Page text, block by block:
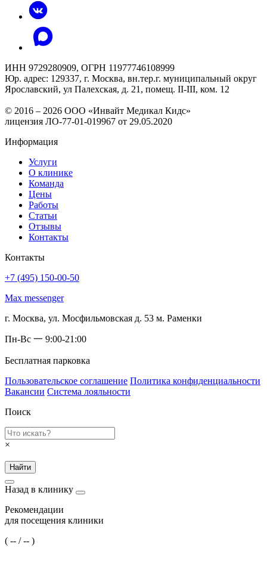
ИНН 9729280909, ОГРН 11977746108999
Юр. адрес: 129337, г. Москва, вн.тер.г. муниципальный округ
Ярославский, ул Палехская, д. 21, помещ. II-III, ком. 12
© 2016 – 2026 ООО «Инвайт Медикал Кидс»
лицензия ЛО-77-01-019967 от 29.05.2020
Информация
Услуги
О клинике
Команда
Цены
Работы
Статьи
Отзывы
Контакты
Контакты
+7 (495) 150-00-50
Max messenger
г. Москва, ул. Мосфильмовская д. 53 м. Раменки
Пн-Вс 一 9:00-21:00
Бесплатная парковка
Пользовательское соглашение Политика конфиденциальности
Вакансии Система лояльности
Поиск
×
Найти
Назад в клинику
Рекомендации
для посещения клиники
( -- / -- )